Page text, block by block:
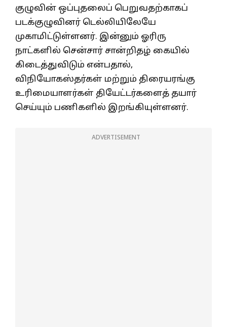
குழுவின் ஒப்புதலைப் பெறுவதற்காகப்
படக்குழுவினர் டெல்லியிலேயே
முகாமிட்டுள்ளனர். இன்னும் ஓரிரு
நாட்களில் சென்சார் சான்றிதழ் கையில்
கிடைத்துவிடும் என்பதால்,
விநியோகஸ்தர்கள் மற்றும் திரையரங்கு
உரிமையாளர்கள் தியேட்டர்களைத் தயார்
செய்யும் பணிகளில் இறங்கியுள்ளனர்.
ADVERTISEMENT